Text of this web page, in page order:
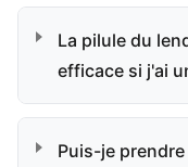
La pilule du
efficace si j'ai
Puis-je